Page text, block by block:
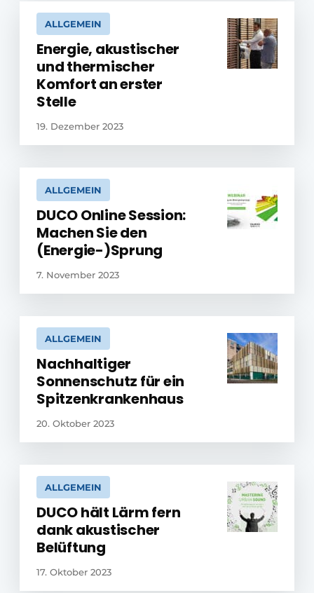
ALLGEMEIN
Energie, akustischer
und thermischer
Komfort an erster
Stelle
19. Dezember 2023
ALLGEMEIN
DUCO Online Session:
Machen Sie den
(Energie-)Sprung
7. November 2023
ALLGEMEIN
Nachhaltiger
Sonnenschutz für ein
Spitzenkrankenhaus
20. Oktober 2023
ALLGEMEIN
DUCO hält Lärm fern
dank akustischer
Belüftung
17. Oktober 2023